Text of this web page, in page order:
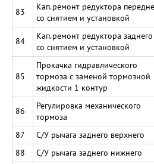
83
Кап.ремонт редуктора
со снятием и установкой
84
Кап.ремонт редуктора заднего
со снятием и установкой
85
Прокачка гидравлического
тормоза с заменой тормозной
жидкости 1 контур
86
Регулировка механического
тормоза
87 С/У рычага заднего верхнего
88
С/У рычага заднего нижнего